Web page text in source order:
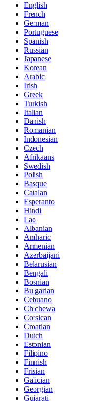
English
French
German
Portuguese
Spanish
Russian
Japanese
Korean
Arabic
Irish
Greek
Turkish
Italian
Danish
Romanian
Indonesian
Czech
Afrikaans
Swedish
Polish
Basque
Catalan
Esperanto
Hindi
Lao
Albanian
Amharic
Armenian
Azerbaijani
Belarusian
Bengali
Bosnian
Bulgarian
Cebuano
Chichewa
Corsican
Croatian
Dutch
Estonian
Filipino
Finnish
Frisian
Galician
Georgian
Gujarati